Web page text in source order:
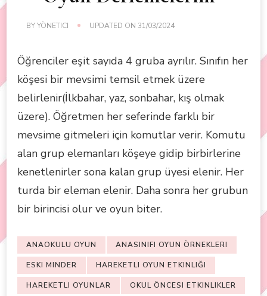
BYYÖNETICI UPDATED ON 31/03/2024
Öğrenciler eşit sayıda 4 gruba ayrılır. Sınıfın her
köşesi bir mevsimi temsil etmek üzere
belirlenir(İlkbahar, yaz, sonbahar, kış olmak
üzere). Öğretmen her seferinde farklı bir
mevsime gitmeleri için komutlar verir. Komutu
alan grup elemanları köşeye gidip birbirlerine
kenetlenirler sona kalan grup üyesi elenir. Her
turda bir eleman elenir. Daha sonra her grubun
bir birincisi olur ve oyun biter.
ANAOKULU OYUN ANASINIFI OYUN ÖRNEKLERI
ESKI MINDER HAREKETLI OYUN ETKINLIĞI
HAREKETLI OYUNLAR OKUL ÖNCESI ETKINLIKLER